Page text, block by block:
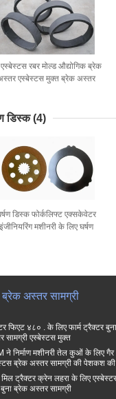
रबर मोल्ड औद्योगिक ब्रेक
एस्बेस्टस मुक्त ब्रेक अस्तर
डिस्क (4)
डिस्क फोर्कलिफ्ट एक्सकेवेटर
इंजीनियरिंग मशीनरी के लिए घर्षण
ब्रेक अस्तर सामग्री
फिएट ४८० . के लिए फार्म ट्रैक्टर
सामग्री एस्बेस्टस मुक्त
ने निर्माण मशीनरी तेल कुओं के लिए गैर
ब्रेक अस्तर सामग्री की पेशकश की
मिल ट्रैक्टर क्रेन लहरा के लिए
ब्रेक अस्तर सामग्री